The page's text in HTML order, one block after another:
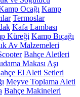
Ocağı Kamp
Termoslar
Kafa Lambası
Küreği Kamp Bıçağı
Av Malzemeleri
Bahçe Aletleri
Makası Aşı
El Aleti Setleri
Meyve Toplama Aleti
Bahçe Makineleri